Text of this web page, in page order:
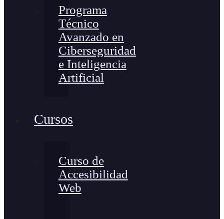
Programa
Técnico
Avanzado en
Ciberseguridad
e Inteligencia
Artificial
Cursos
Curso de
Accesibilidad
Web